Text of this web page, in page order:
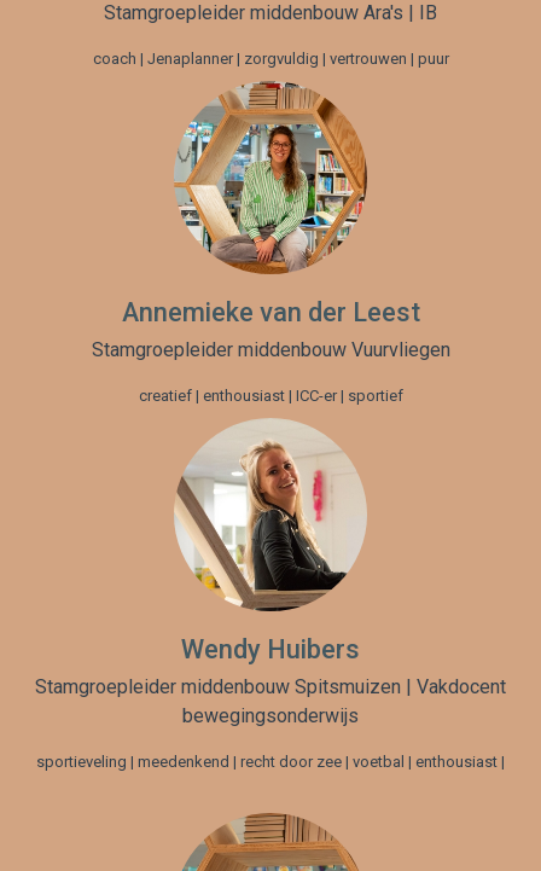
Stamgroepleider middenbouw Ara's | IB
coach | Jenaplanner | zorgvuldig | vertrouwen | puur
Annemieke van der Leest
Stamgroepleider middenbouw Vuurvliegen
creatief | enthousiast | ICC-er | sportief
Wendy Huibers
Stamgroepleider middenbouw Spitsmuizen | Vakdocent
bewegingsonderwijs
sportieveling | meedenkend | recht door zee | voetbal | enthousiast |